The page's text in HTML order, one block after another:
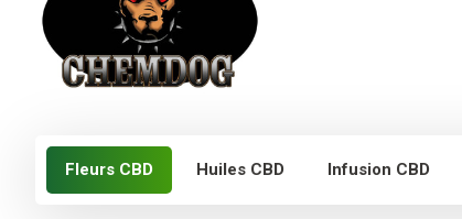
Fleurs CBD Huiles CBD Infusion CBD